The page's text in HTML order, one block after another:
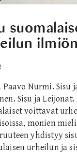
Paavo Nurmi. Sisu
Sisu ja Leijonat.
voittavat
monien
yhdistyy
urheilun ja